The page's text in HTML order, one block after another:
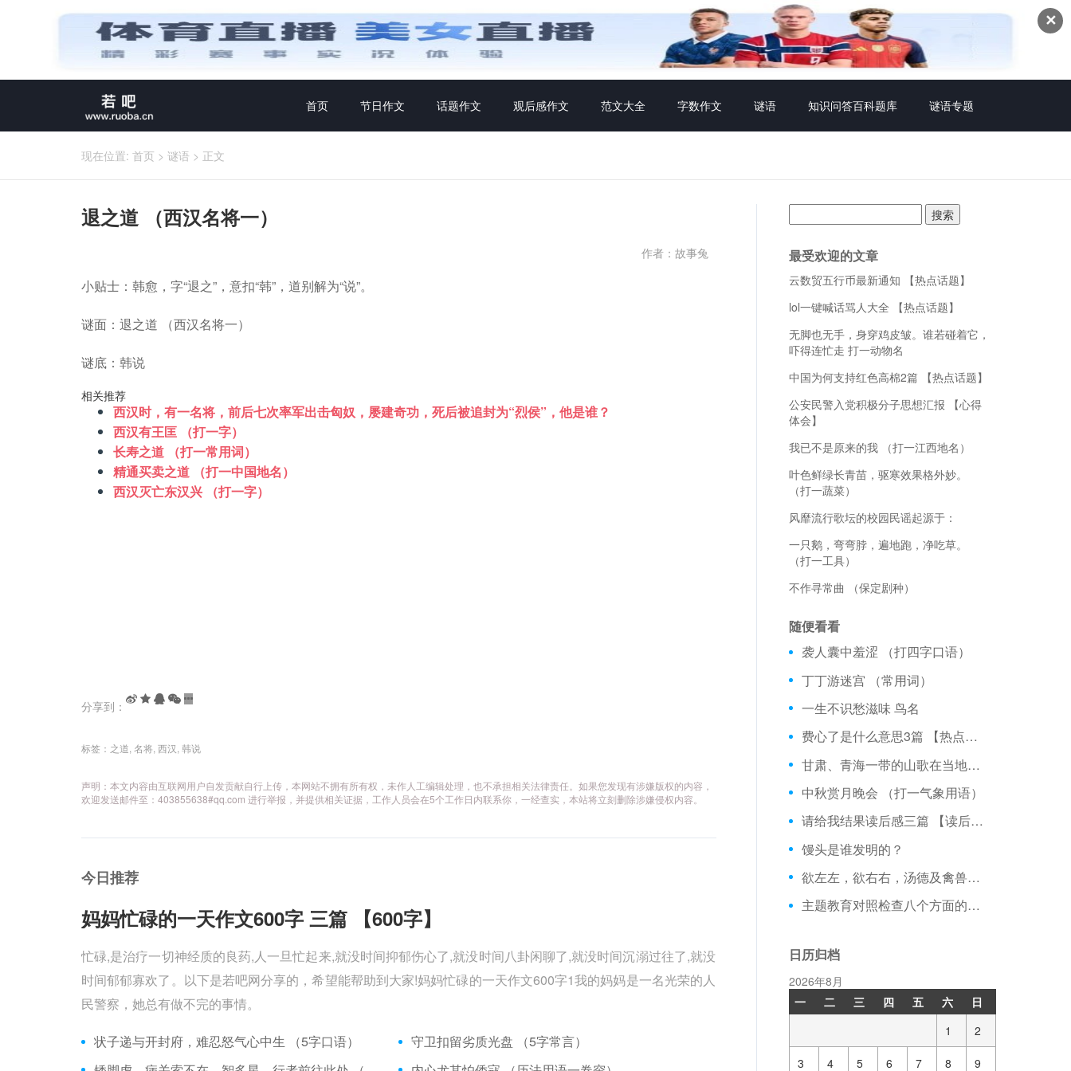
✕
首页 节日作文 话题作文 观后感作文 范文大全 字数作文 谜语 知识问答百科题库 谜语专题
现在位置: 首页 > 谜语 > 正文
退之道 （西汉名将一）
作者：故事兔
小贴士：韩愈，字“退之”，意扣“韩”，道别解为“说”。
谜面：退之道 （西汉名将一）
谜底：韩说
相关推荐
西汉时，有一名将，前后七次率军出击匈奴，屡建奇功，死后被追封为“烈侯”，他是谁？
西汉有王匡 （打一字）
长寿之道 （打一常用词）
精通买卖之道 （打一中国地名）
西汉灭亡东汉兴 （打一字）
分享到：
标签： 之道 名将 西汉 韩说
声明：本文内容由互联网用户自发贡献自行上传，本网站不拥有所有权，未作人工编辑处理，也不承担相关法律责任。如果您发现有涉嫌版权的内容，
欢迎发送邮件至：403855638#qq.com 进行举报，并提供相关证据，工作人员会在5个工作日内联系你，一经查实，本站将立刻删除涉嫌侵权内容。
今日推荐
妈妈忙碌的一天作文600字 三篇 【600字】
忙碌,是治疗一切神经质的良药,人一旦忙起来,就没时间抑郁伤心了,就没时间八卦闲聊了,就没时间沉溺过往了,就没
时间郁郁寡欢了。以下是若吧网分享的，希望能帮助到大家!妈妈忙碌的一天作文600字1我的妈妈是一名光荣的人
民警察，她总有做不完的事情。
状子递与开封府，难忍怒气心中生 （5字口语）
守卫扣留劣质光盘 （5字常言）
索：
最受欢迎的文章
云数贸五行币最新通知 【热点话题】
lol一键喊话骂人大全 【热点话题】
无脚也无手，身穿鸡皮皱。谁若碰着它，
吓得连忙走 打一动物名
中国为何支持红色高棉2篇 【热点话题】
公安民警入党积极分子思想汇报 【心得
体会】
我已不是原来的我 （打一江西地名）
叶色鲜绿长青苗，驱寒效果格外妙。
（打一蔬菜）
风靡流行歌坛的校园民谣起源于：
一只鹅，弯弯脖，遍地跑，净吃草。
（打一工具）
不作寻常曲 （保定剧种）
随便看看
袭人囊中羞涩 （打四字口语）
丁丁游迷宫 （常用词）
一生不识愁滋味 鸟名
费心了是什么意思3篇 【热点话题】
甘肃、青海一带的山歌在当地叫：
中秋赏月晚会 （打一气象用语）
请给我结果读后感三篇 【读后感】
馒头是谁发明的？
欲左左，欲右右，汤德及禽兽。 （打一外国地名）
主题教育对照检查八个方面的问题3篇 【党团范文】
日历归档
2026年8月
一
二 三 四 五 六
日
1
2
3 4 5 6 7 8 9